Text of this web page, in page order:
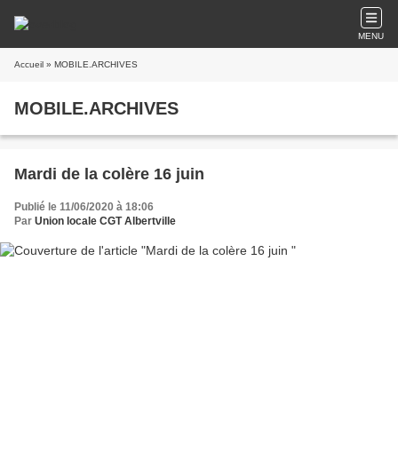
MENU
Accueil » MOBILE.ARCHIVES
MOBILE.ARCHIVES
Mardi de la colère 16 juin
Publié le 11/06/2020 à 18:06
Par Union locale CGT Albertville